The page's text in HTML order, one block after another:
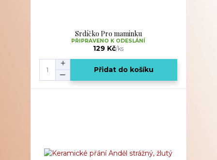
Srdíčko Pro maminku
129 Kč/ks
PŘIPRAVENO K ODESLÁNÍ
Přidat do košíku